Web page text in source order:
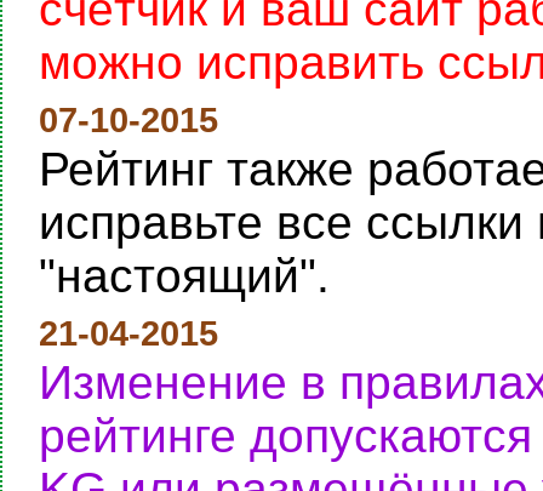
можно исправить
07-10-2015
Рейтинг также
исправьте все
"настоящий".
21-04-2015
Изменение в
рейтинге